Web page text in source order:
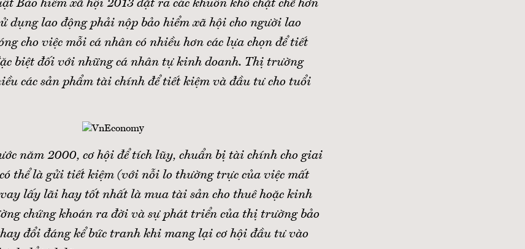
Bảo hiểm xã hội 2013 đặt ra các khuôn khổ chặt chẽ hơn
dụng lao động phải nộp bảo hiểm xã hội cho người lao
cho việc mỗi cá nhân có nhiều hơn các lựa chọn để tiết
biệt đối với những cá nhân tự kinh doanh. Thị trường
các sản phẩm tài chính để tiết kiệm và đầu tư cho tuổi
năm 2000, cơ hội để tích lũy, chuẩn bị tài chính cho giai
thể là gửi tiết kiệm (với nỗi lo thường trực của việc mất
lấy lãi hay tốt nhất là mua tài sản cho thuê hoặc kinh
chứng khoán ra đời và sự phát triển của thị trường bảo
đổi đáng kể bức tranh khi mang lại cơ hội đầu tư vào